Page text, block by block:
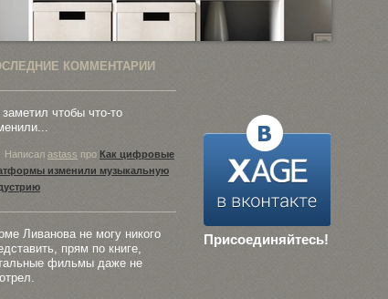
КОММЕНТАРИИ
Присоединяйтесь!
заметил чтобы что-то
Написал astass про Как цифровые
изменили музыкальную
Ливанова не могу никого
прям по книге,
фильмы даже не